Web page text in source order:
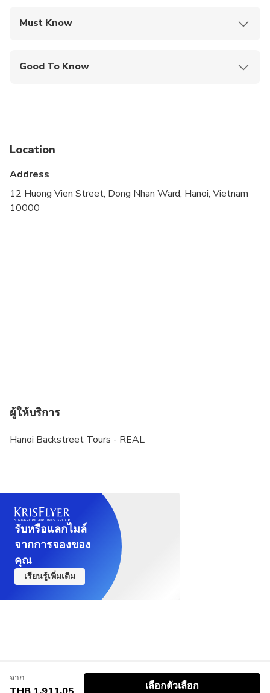
wanting a fun, insightful, and well-organized experience in
Must Know
Good To Know
Not recommended for travelers with poor
Travelers should have at least a moderate level of
physical fitness
Location
Address
12 Huong Vien Street, Dong Nhan Ward, Hanoi, Vietnam
10000
ผู้ให้บริการ
Hanoi Backstreet Tours - REAL
รับหรือแลกไมล์
จากการจองของ
คุณ
เรียนรู้เพิ่มเติม
จาก
เลือกตัวเลือก